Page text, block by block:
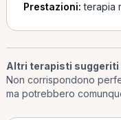
Prestazioni:terapia
Altri terapisti suggeriti
Non corrispondono
ma potrebbero